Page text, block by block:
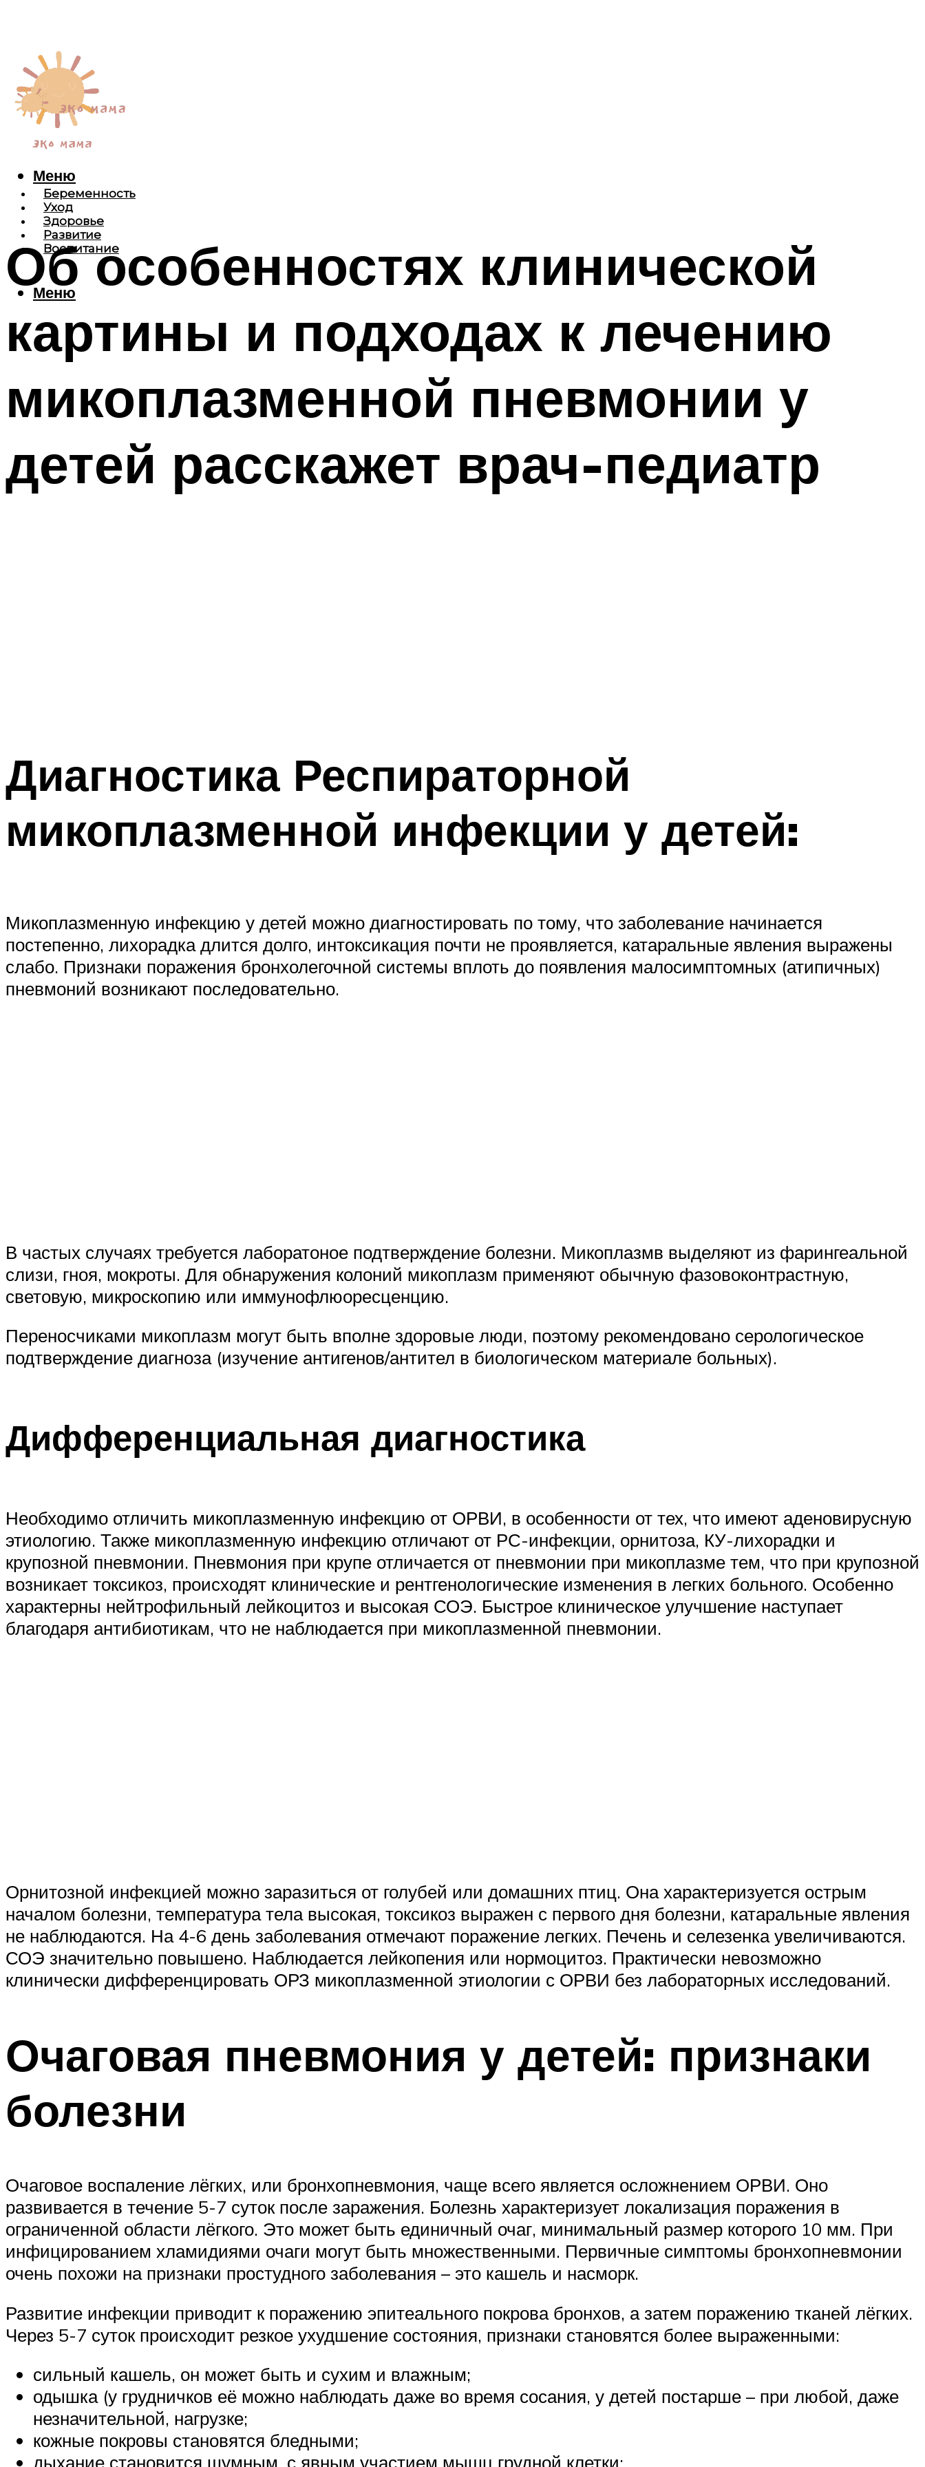
Беременность
Уход
Здоровье
Развитие
Воспитание
Меню
Меню
Об особенностях клинической
картины и подходах к лечению
микоплазменной пневмонии у
детей расскажет врач-педиатр
Диагностика Респираторной
микоплазменной инфекции у детей:
Микоплазменную инфекцию у детей можно диагностировать по тому, что заболевание начинается
постепенно, лихорадка длится долго, интоксикация почти не проявляется, катаральные явления выражены
слабо. Признаки поражения бронхолегочной системы вплоть до появления малосимптомных (атипичных)
пневмоний возникают последовательно.
В частых случаях требуется лаборатоное подтверждение болезни. Микоплазмв выделяют из фарингеальной
слизи, гноя, мокроты. Для обнаружения колоний мико­плазм применяют обычную фазовоконтрастную,
световую, микроскопию или иммунофлюоресценцию.
Переносчиками микоплазм могут быть вполне здоровые люди, поэтому рекомендовано серологическое
подтверждение диагноза (изучение антигенов/антител в биологическом материале больных).
Дифференциальная диагностика
Необходимо отличить микоплазменную инфекцию от ОРВИ, в особенности от тех, что имеют аденовирусную
этиологию. Также микоплазменную инфекцию отличают от РС-инфекции, орнитоза, КУ-лихорадки и
крупозной пневмонии. Пневмония при крупе отличается от пневмонии при микоплазме тем, что при крупозной
возникает токсикоз, происходят клинические и рентгенологические изменения в легких больного. Особенно
характерны нейтрофильный лейкоцитоз и высокая СОЭ. Быстрое клиническое улучшение наступает
благодаря антибиотикам, что не наблюдается при микоплазменной пневмонии.
Орнитозной инфекцией можно заразиться от голубей или домашних птиц. Она характеризуется острым
началом болезни, температура тела высокая, токсикоз выражен с первого дня болезни, катаральные явления
не наблюдаются. На 4-6 день заболевания отмечают поражение легких. Печень и селезенка увеличиваются.
СОЭ значительно повышено. Наблюдается лейкопения или нормоцитоз. Практически невозможно
клинически дифференцировать ОРЗ микоплазменной этиологии с ОРВИ без лабораторных исследований.
Очаговая пневмония у детей: признаки
болезни
Очаговое воспаление лёгких, или бронхопневмония, чаще всего является осложнением ОРВИ. Оно
развивается в течение 5-7 суток после заражения. Болезнь характеризует локализация поражения в
ограниченной области лёгкого. Это может быть единичный очаг, минимальный размер которого 10 мм. При
инфицированием хламидиями очаги могут быть множественными. Первичные симптомы бронхопневмонии
очень похожи на признаки простудного заболевания – это кашель и насморк.
Развитие инфекции приводит к поражению эпитеального покрова бронхов, а затем поражению тканей лёгких.
Через 5-7 суток происходит резкое ухудшение состояния, признаки становятся более выраженными:
сильный кашель, он может быть и сухим и влажным;
одышка (у грудничков её можно наблюдать даже во время сосания, у детей постарше – при любой, даже
незначительной, нагрузке;
кожные покровы становятся бледными;
дыхание становится шумным, с явным участием мышц грудной клетки;